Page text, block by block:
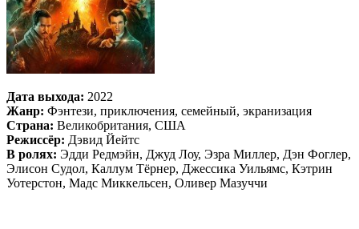
Дата выхода: 2022
Жанр: Фэнтези, приключения, семейный, экранизация
Страна: Великобритания, США
Режиссёр: Дэвид Йейтс
В ролях: Эдди Редмэйн, Джуд Лоу, Эзра Миллер, Дэн Фоглер,
Элисон Судол, Каллум Тёрнер, Джессика Уильямс, Кэтрин
Уотерстон, Мадс Миккельсен, Оливер Мазуччи